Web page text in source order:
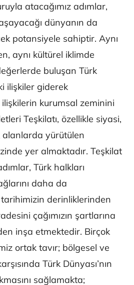
atacağımız adımlar,
dünyanın da
potansiyele sahiptir. Aynı
aynı kültürel iklimde
buluşan Türk
ilişkiler giderek
kurumsal zeminini
Teşkilatı, özellikle siyasi,
alanlarda yürütülen
yer almaktadır. Teşkilat
Türk halkları
daha da
derinliklerinden
çağımızın şartlarına
inşa etmektedir. Birçok
ortak tavır; bölgesel ve
Türk Dünyası’nın
sağlamakta;